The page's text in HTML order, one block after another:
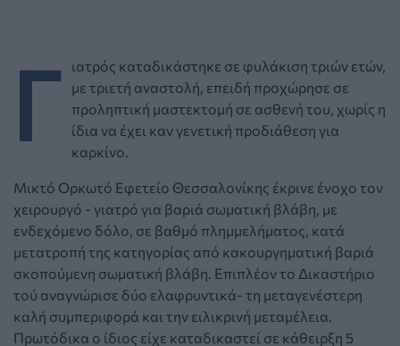
Γ
ιατρός καταδικάστηκε σε φυλάκιση τριών ετών,
με τριετή αναστολή, επειδή προχώρησε σε
προληπτική μαστεκτομή σε ασθενή του, χωρίς η
ίδια να έχει καν γενετική προδιάθεση για
καρκίνο.
Μικτό Ορκωτό Εφετείο Θεσσαλονίκης έκρινε ένοχο τον
χειρουργό - γιατρό για βαριά σωματική βλάβη, με
ενδεχόμενο δόλο, σε βαθμό πλημμελήματος, κατά
μετατροπή της κατηγορίας από κακουργηματική βαριά
σκοπούμενη σωματική βλάβη. Επιπλέον το Δικαστήριο
τού αναγνώρισε δύο ελαφρυντικά- τη μεταγενέστερη
καλή συμπεριφορά και την ειλικρινή μεταμέλεια.
Πρωτόδικα ο ίδιος είχε καταδικαστεί σε κάθειρξη 5